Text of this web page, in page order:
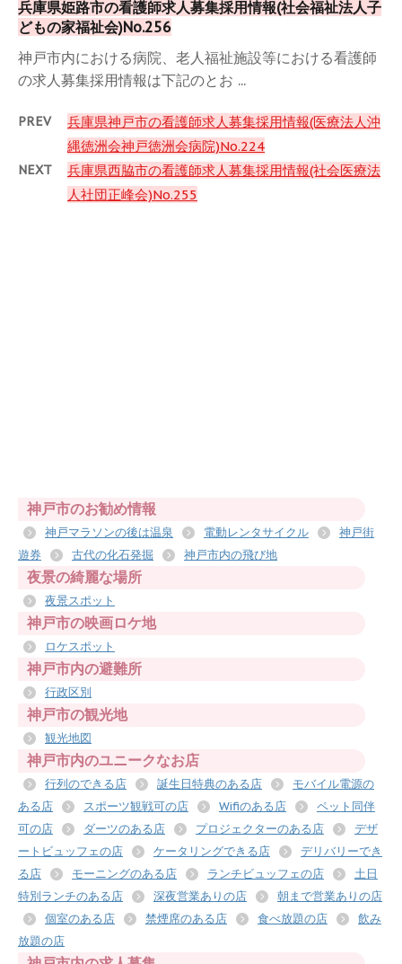
兵庫県姫路市の看護師求人募集採用情報(社会福祉法人子
どもの家福祉会)No.256
神戸市内における病院、老人福祉施設等における看護師
の求人募集採用情報は下記のとお ...
PREV
兵庫県神戸市の看護師求人募集採用情報(医療法人沖
縄徳洲会神戸徳洲会病院)No.224
NEXT
兵庫県西脇市の看護師求人募集採用情報(社会医療法
人社団正峰会)No.255
神戸市のお勧め情報
神戸マラソンの後は温泉 電動レンタサイクル
神戸街
遊券
古代の化石発掘 神戸市内の飛び地
夜景の綺麗な場所
夜景スポット
神戸市の映画ロケ地
ロケスポット
神戸市内の避難所
行政区別
神戸市の観光地
観光地図
神戸市内のユニークなお店
行列のできる店 誕生日特典のある店
モバイル電源の
ある店
スポーツ観戦可の店 Wifiのある店
ペット同伴
可の店
ダーツのある店 プロジェクターのある店
デザ
ートビュッフェの店
ケータリングできる店
デリバリーでき
る店
モーニングのある店 ランチビュッフェの店
土日
特別ランチのある店
深夜営業ありの店
朝まで営業ありの店
個室のある店
禁煙席のある店 食べ放題の店
飲み
放題の店